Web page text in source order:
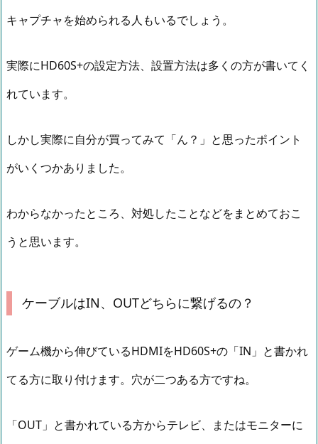
キャプチャを始められる人もいるでしょう。
実際にHD60S+の設定方法、設置方法は多くの方が書いてく
れています。
しかし実際に自分が買ってみて「ん？」と思ったポイント
がいくつかありました。
わからなかったところ、対処したことなどをまとめておこ
うと思います。
ケーブルはIN、OUTどちらに繋げるの？
ゲーム機から伸びているHDMIをHD60S+の「IN」と書かれ
てる方に取り付けます。穴が二つある方ですね。
「OUT」と書かれている方からテレビ、またはモニターに